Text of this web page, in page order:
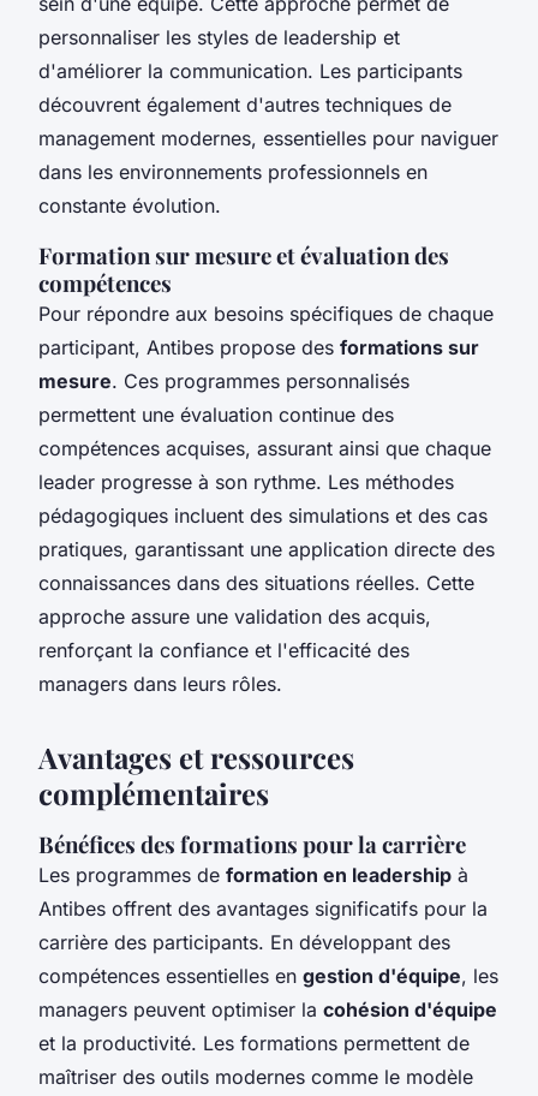
personnaliser les styles de leadership et
d'améliorer la communication. Les participants
découvrent également d'autres techniques de
management modernes, essentielles pour naviguer
dans les environnements professionnels en
constante évolution.
Formation sur mesure et évaluation des
compétences
Pour répondre aux besoins spécifiques de chaque
participant, Antibes propose des formations sur
mesure. Ces programmes personnalisés
permettent une évaluation continue des
compétences acquises, assurant ainsi que chaque
leader progresse à son rythme. Les méthodes
pédagogiques incluent des simulations et des cas
pratiques, garantissant une application directe des
connaissances dans des situations réelles. Cette
approche assure une validation des acquis,
renforçant la confiance et l'efficacité des
managers dans leurs rôles.
Avantages et ressources
complémentaires
Bénéfices des formations pour la carrière
Les programmes de formation en leadership à
Antibes offrent des avantages significatifs pour la
carrière des participants. En développant des
compétences essentielles en gestion d'équipe, les
managers peuvent optimiser la cohésion d'équipe
et la productivité. Les formations permettent de
maîtriser des outils modernes comme le modèle